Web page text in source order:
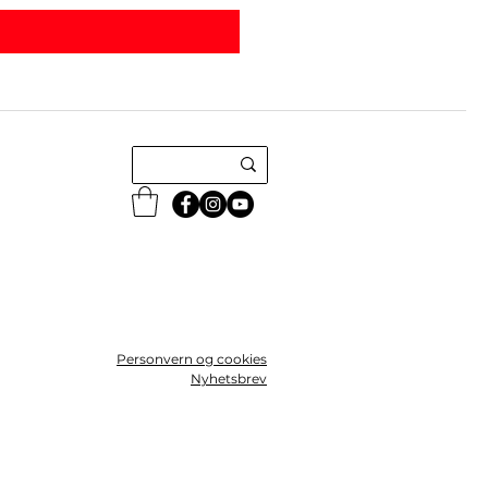
Personvern og cookies
Nyhetsbrev